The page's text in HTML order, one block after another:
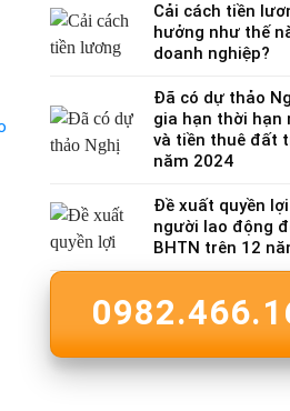
Cải cách tiền
hưởng như thế
doanh nghiệp?
Đã có dự thảo
gia hạn thời hạn
và tiền thuê đất
năm 2024
Đề xuất quyền
người lao động
BHTN trên 12